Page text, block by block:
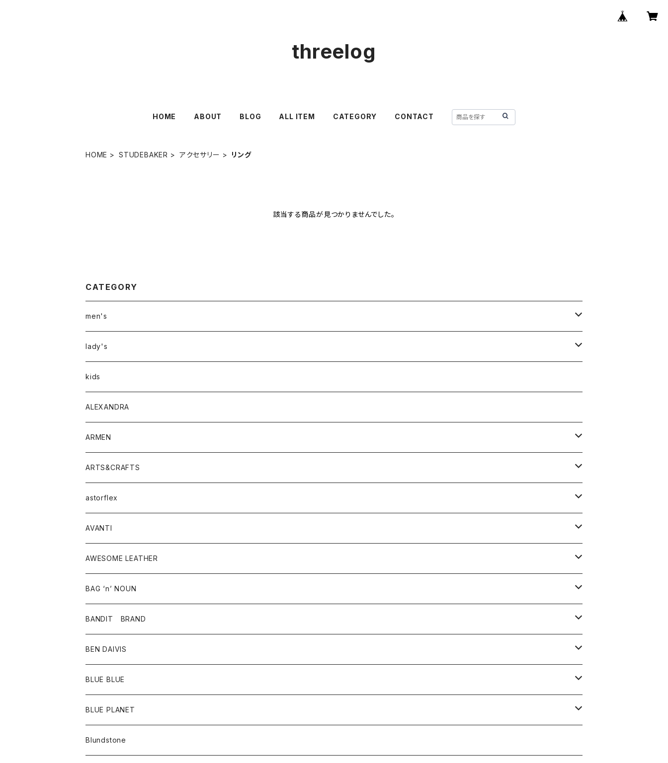
threelog
HOME ABOUT BLOG ALL ITEM CATEGORY CONTACT
HOME STUDEBAKER アクセサリー リング
該当する商品が見つかりませんでした。
CATEGORY
men's
アウター
トップス
Tシャツ
シャツ
ボトムス
lady's
アウター
トップス
Tシャツ・カットソー
シャツ・ブラウス
ボトムス
パンツ
スカート
ワンピース・オールインワン
バッグ
シューズ
アクセサリー
その他雑貨
kids
ALEXANDRA
ARMEN
アウター
コート
ジャケット
トップス
ベスト
シャツ
ワンピース
ボトム
スカート
パンツ
グッズ
靴
ARTS&CRAFTS
アクセサリー
ウォレット
バッグ
astorflex
グッズ
靴
AVANTI
シャツ
AWESOME LEATHER
アウター
革ジャケット
BAG ‘n’ NOUN
アクセサリー
バッグ
ポーチ
BANDIT BRAND
トップス
Ｔシャツ
BEN DAIVIS
ポトム
パンツ
BLUE BLUE
アウター
カーディガン
アクセサリー
BLUE PLANET
サングラス
Blundstone